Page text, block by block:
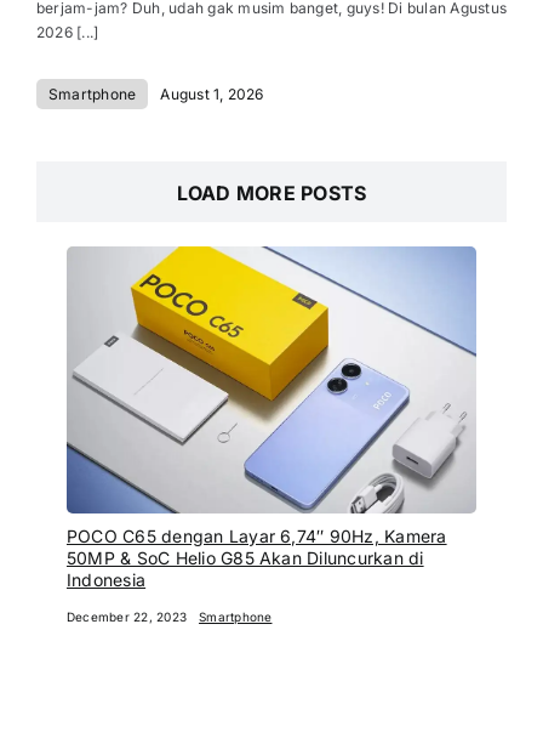
berjam-jam? Duh, udah gak musim banget, guys! Di bulan Agustus
2026 [...]
Smartphone August 1, 2026
LOAD MORE POSTS
POCO C65 dengan Layar 6,74″ 90Hz, Kamera
50MP & SoC Helio G85 Akan Diluncurkan di
Indonesia
December 22, 2023 Smartphone